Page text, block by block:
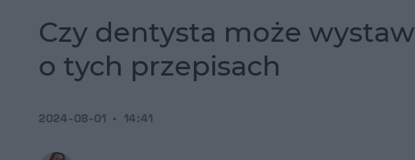
Czy dentysta może
o tych przepisach
2024-08-01 14:41